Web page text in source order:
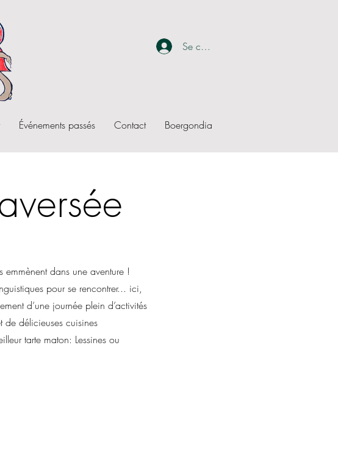
Se connecter
Événements passés Contact Boergondia
emmènent dans une aventure !
pour se rencontrer... ici,
d’une journée plein d’activités
de délicieuses cuisines
tarte maton: Lessines ou